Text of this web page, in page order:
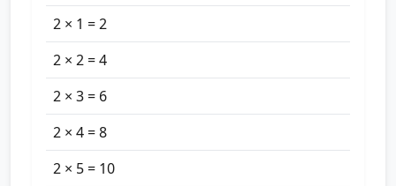
2 × 1 = 2
2 × 2 = 4
2 × 3 = 6
2 × 4 = 8
2 × 5 = 10